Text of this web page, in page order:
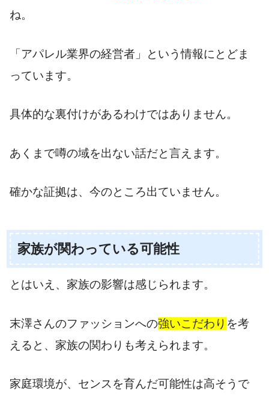
ね。
「アパレル業界の経営者」という情報にとどま
っています。
具体的な裏付けがあるわけではありません。
あくまで噂の域を出ない話だと言えます。
確かな証拠は、今のところ出ていません。
家族が関わっている可能性
とはいえ、家族の影響は感じられます。
末澤さんのファッションへの強いこだわり を考
えると、家族の関わりも考えられます。
家庭環境が、センスを育んだ可能性は高そうで